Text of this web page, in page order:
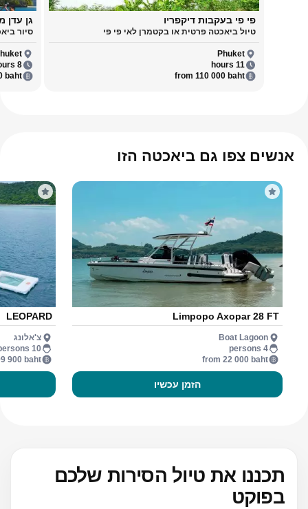
פי פי בעקבות דיקפריו
טיול ביאכטה פרטית או בקטמרן לאי פי פי
Phuket
11 hours
from 110 000 baht
גן עדן
סיור
8 hours
baht
אנשים צפו גם ביאכטה הזו
Limpopo Axopar 28 FT
Boat Lagoon
4 persons
from 22 000 baht
הזמן עכשיו
LEOPARD
צ'אלונג
10 persons
900 baht
תכננו את טיול הסירות שלכם
בפוקט